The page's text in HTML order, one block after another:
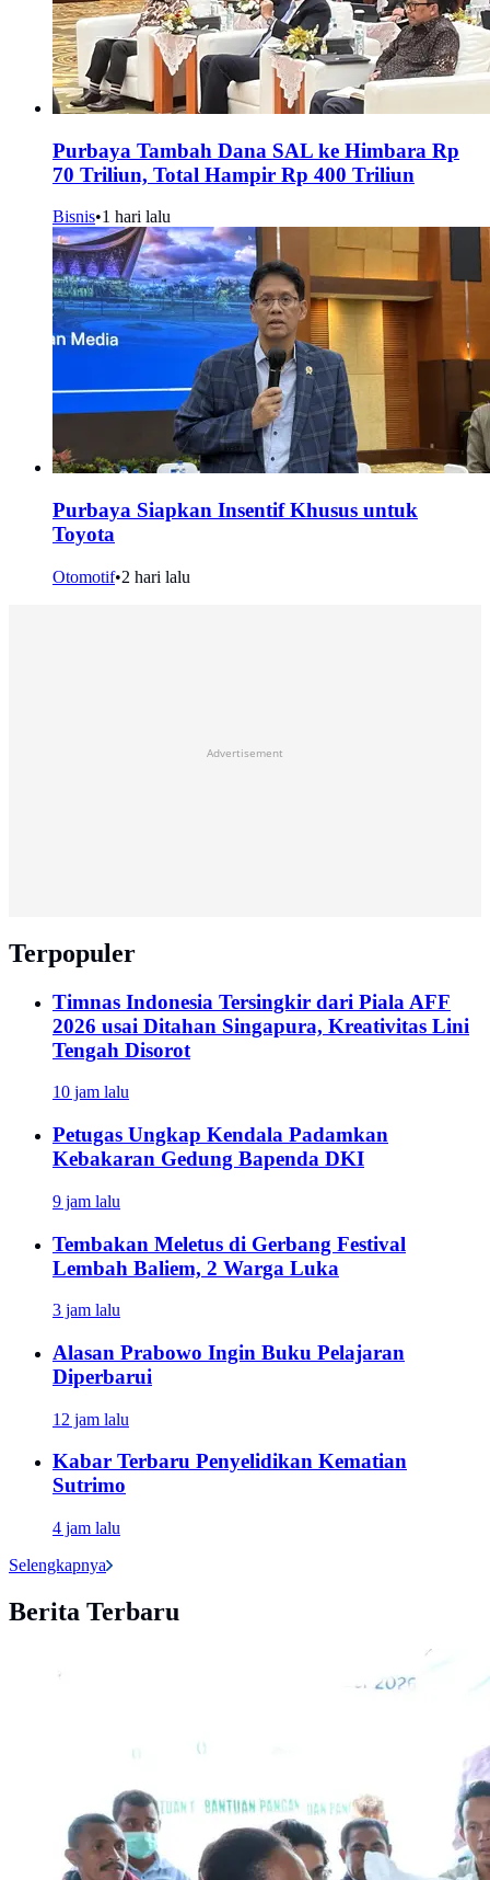
Purbaya Tambah Dana SAL ke Himbara Rp
70 Triliun, Total Hampir Rp 400 Triliun
Bisnis•1 hari lalu
Purbaya Siapkan Insentif Khusus untuk
Toyota
Otomotif•2 hari lalu
Advertisement
Terpopuler
Timnas Indonesia Tersingkir dari Piala AFF
2026 usai Ditahan Singapura, Kreativitas Lini
Tengah Disorot
10 jam lalu
Petugas Ungkap Kendala Padamkan
Kebakaran Gedung Bapenda DKI
9 jam lalu
Tembakan Meletus di Gerbang Festival
Lembah Baliem, 2 Warga Luka
3 jam lalu
Alasan Prabowo Ingin Buku Pelajaran
Diperbarui
12 jam lalu
Kabar Terbaru Penyelidikan Kematian
Sutrimo
4 jam lalu
Selengkapnya
Berita Terbaru